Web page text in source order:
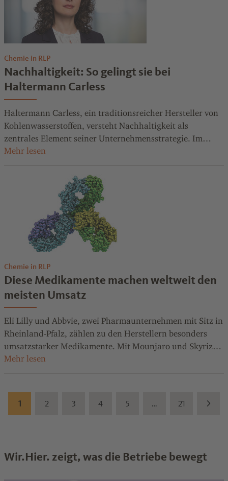
Chemie in RLP
Nachhaltigkeit: So gelingt sie bei
Haltermann Carless
Haltermann Carless, ein traditionsreicher Hersteller von
Kohlenwasserstoffen, versteht Nachhaltigkeit als
zentrales Element seiner Unternehmensstrategie. Im
Interview erklärt Dr. Eva Morsbach, Senior Vice President
Lösungen wirtschaftlich tragfähig werden.
Chemie in RLP
Diese Medikamente machen weltweit den
meisten Umsatz
Eli Lilly und Abbvie, zwei Pharmaunternehmen mit Sitz in
Rheinland-Pfalz, zählen zu den Herstellern besonders
umsatzstarker Medikamente. Mit Mounjaro und Skyrizi
produzieren sie Arzneimittel mit weltweiten Top-
1 2 3 4 5 … 21
Wir.Hier. zeigt, was die Betriebe bewegt